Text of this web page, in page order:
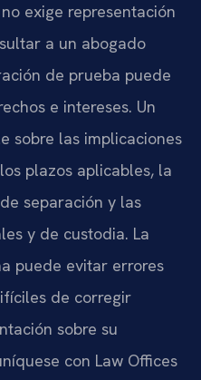
exige representación
a un abogado
de prueba puede
e intereses. Un
sobre las implicaciones
plazos aplicables, la
separación y las
y de custodia. La
puede evitar errores
de corregir
sobre su
con Law Offices